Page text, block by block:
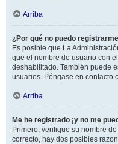
Arriba
¿Por qué no puedo
Es posible que La
que el nombre de usuario con
deshabilitado. También puede
usuarios. Póngase en contacto
Arriba
Me he registrado ¡y no me
Primero, verifique su nombre
correcto, hay dos posibles